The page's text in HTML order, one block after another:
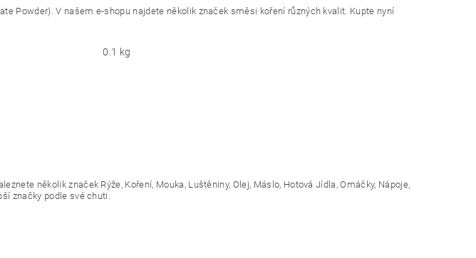
Powder). V našem e-shopu najdete několik značek směsi koření různých kvalit. Kupte nyní
0.1 kg
několik značek Rýže, Koření, Mouka, Luštěniny, Olej, Máslo, Hotová Jídla, Omáčky, Nápoje,
značky podle své chuti.